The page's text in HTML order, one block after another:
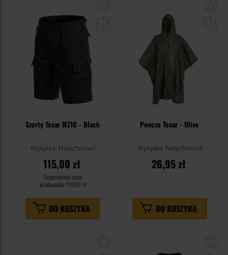
Szorty Texar WZ10 - Black
Wysyłka: Natychmiast
115,00 zł
Sugerowana cena
producenta 119,95 zł
DO KOSZYKA
Ponczo Texar - Olive
Wysyłka: Natychmiast
26,95 zł
DO KOSZYKA